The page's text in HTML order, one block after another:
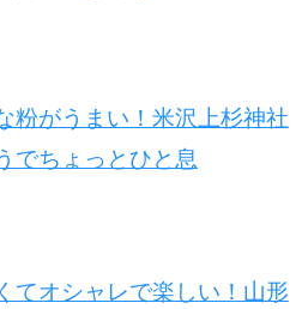
粉がうまい！米沢上杉神社
でちょっとひと息
てオシャレで楽しい！山形